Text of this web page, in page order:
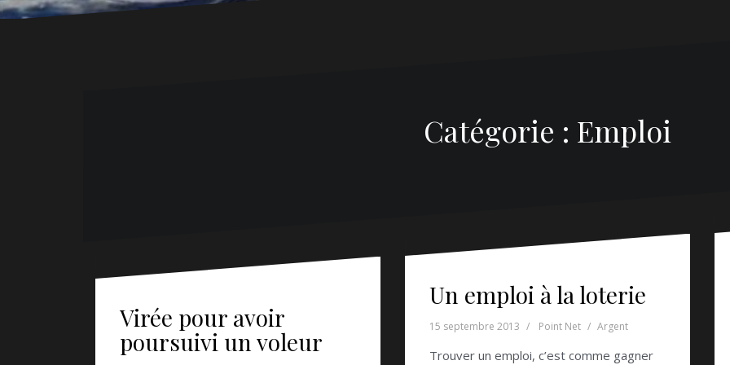
Catégorie : Emploi
Virée pour avoir
poursuivi un voleur
Un emploi à la loterie
15 septembre 2013 Point Net Argent
Trouver un emploi, c’est comme gagner